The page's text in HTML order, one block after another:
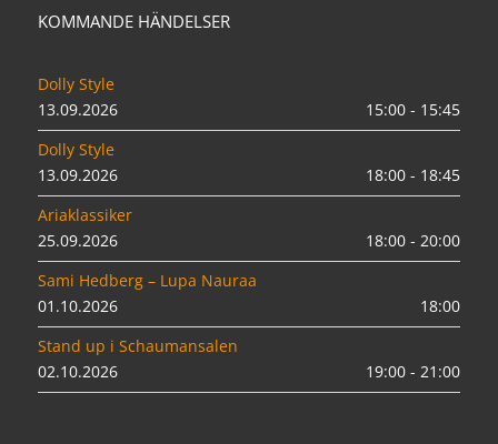
KOMMANDE HÄNDELSER
Dolly Style
13.09.2026
15:00 - 15:45
Dolly Style
13.09.2026
18:00 - 18:45
Ariaklassiker
25.09.2026
18:00 - 20:00
Sami Hedberg – Lupa Nauraa
01.10.2026
18:00
Stand up i Schaumansalen
02.10.2026
19:00 - 21:00